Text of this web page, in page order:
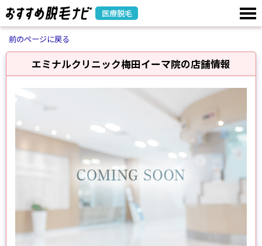
医療脱毛
前のページに戻る
エミナルクリニック梅田イーマ院の店舗情報